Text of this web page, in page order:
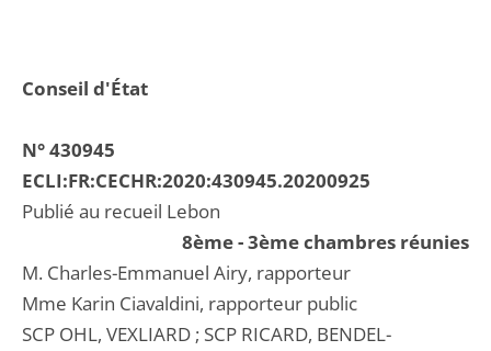
Conseil d'État
N° 430945
ECLI:FR:CECHR:2020:430945.20200925
Publié au recueil Lebon
8ème - 3ème chambres réunies
M. Charles-Emmanuel Airy, rapporteur
Mme Karin Ciavaldini, rapporteur public
SCP OHL, VEXLIARD ; SCP RICARD, BENDEL-